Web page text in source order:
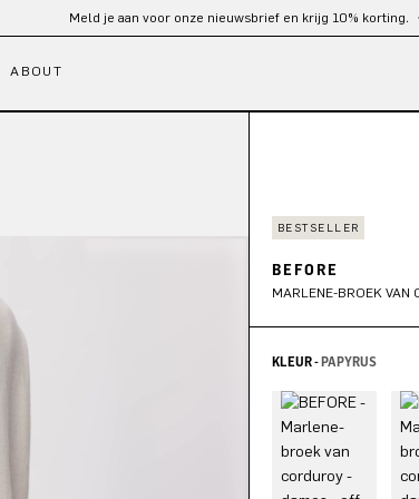
Gratis verzending vanaf €300
ABOUT
BESTSELLER
BEFORE
MARLENE-BROEK VAN
KLEUR -PAPYRUS